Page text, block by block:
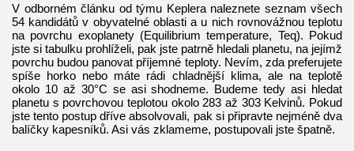
V odborném článku od týmu Keplera naleznete seznam všech
54 kandidátů v obyvatelné oblasti a u nich rovnovážnou teplotu
na povrchu exoplanety (Equilibrium temperature, Teq). Pokud
jste si tabulku prohlíželi, pak jste patrně hledali planetu, na jejímž
povrchu budou panovat příjemné teploty. Nevím, zda preferujete
spíše horko nebo máte rádi chladnější klima, ale na teplotě
okolo 10 až 30°C se asi shodneme. Budeme tedy asi hledat
planetu s povrchovou teplotou okolo 283 až 303 Kelvinů. Pokud
jste tento postup dříve absolvovali, pak si připravte nejméně dva
balíčky kapesníků. Asi vás zklameme, postupovali jste špatně.